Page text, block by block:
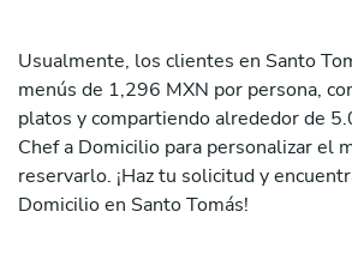
Usualmente, los clientes en Santo
menús de 1,296 MXN por persona,
platos y compartiendo alrededor de
Chef a Domicilio para personalizar el
reservarlo. ¡Haz tu solicitud y
Domicilio en Santo Tomás!